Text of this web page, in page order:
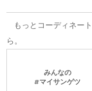
もっとコーディネー
ら。
みんなの
#マイサンゲツ